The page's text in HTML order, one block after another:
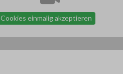
Cookies einmalig akzeptieren